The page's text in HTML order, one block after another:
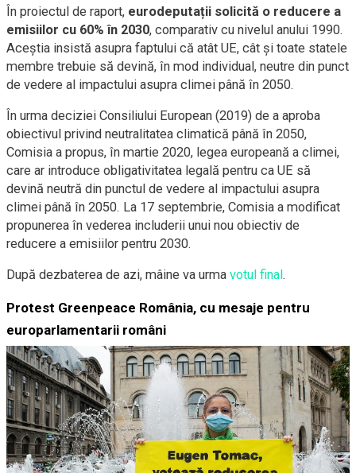
În proiectul de raport, eurodeputații solicită o reducere a
emisiilor cu 60% în 2030, comparativ cu nivelul anului 1990.
Aceștia insistă asupra faptului că atât UE, cât și toate statele
membre trebuie să devină, în mod individual, neutre din punct
de vedere al impactului asupra climei până în 2050.
În urma deciziei Consiliului European (2019) de a aproba
obiectivul privind neutralitatea climatică până în 2050,
Comisia a propus, în martie 2020, legea europeană a climei,
care ar introduce obligativitatea legală pentru ca UE să
devină neutră din punctul de vedere al impactului asupra
climei până în 2050. La 17 septembrie, Comisia a modificat
propunerea în vederea includerii unui nou obiectiv de
reducere a emisiilor pentru 2030.
După dezbaterea de azi, mâine va urma votul final .
Protest Greenpeace România, cu mesaje pentru
europarlamentarii români